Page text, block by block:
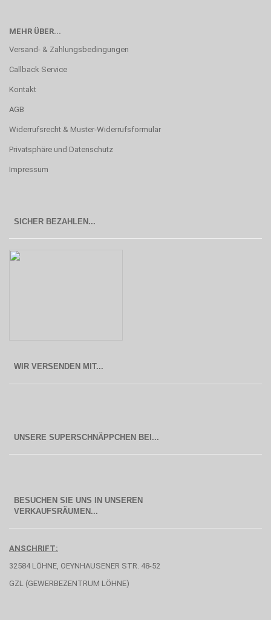
MEHR ÜBER...
Versand- & Zahlungsbedingungen
Callback Service
Kontakt
AGB
Widerrufsrecht & Muster-Widerrufsformular
Privatsphäre und Datenschutz
Impressum
SICHER BEZAHLEN...
WIR VERSENDEN MIT...
BESUCHEN SIE UNS IN UNSEREN
VERKAUFSRÄUMEN...
ANSCHRIFT:
32584 LÖHNE, OEYNHAUSENER STR. 48-52
GZL (GEWERBEZENTRUM LÖHNE)